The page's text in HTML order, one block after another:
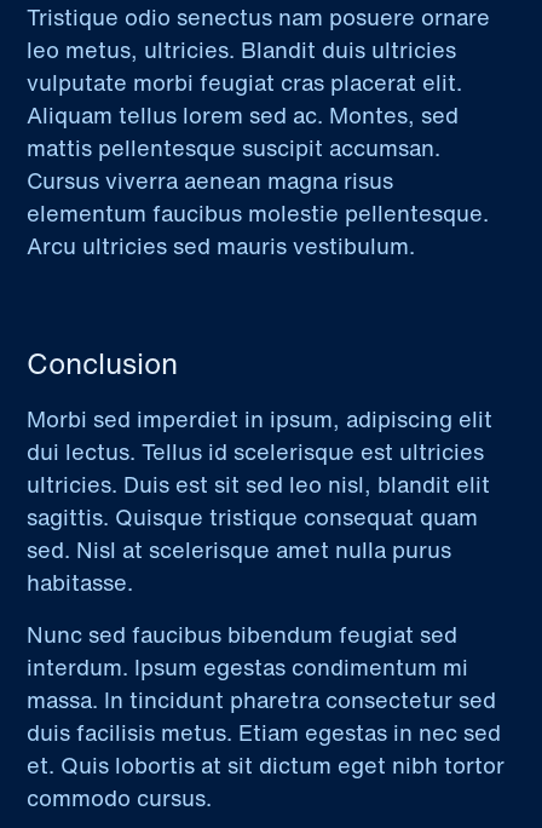
Tristique odio senectus nam posuere ornare
leo metus, ultricies. Blandit duis ultricies
vulputate morbi feugiat cras placerat elit.
Aliquam tellus lorem sed ac. Montes, sed
mattis pellentesque suscipit accumsan.
Cursus viverra aenean magna risus
elementum faucibus molestie pellentesque.
Arcu ultricies sed mauris vestibulum.
Conclusion
Morbi sed imperdiet in ipsum, adipiscing elit
dui lectus. Tellus id scelerisque est ultricies
ultricies. Duis est sit sed leo nisl, blandit elit
sagittis. Quisque tristique consequat quam
sed. Nisl at scelerisque amet nulla purus
habitasse.
Nunc sed faucibus bibendum feugiat sed
interdum. Ipsum egestas condimentum mi
massa. In tincidunt pharetra consectetur sed
duis facilisis metus. Etiam egestas in nec sed
et. Quis lobortis at sit dictum eget nibh tortor
commodo cursus.